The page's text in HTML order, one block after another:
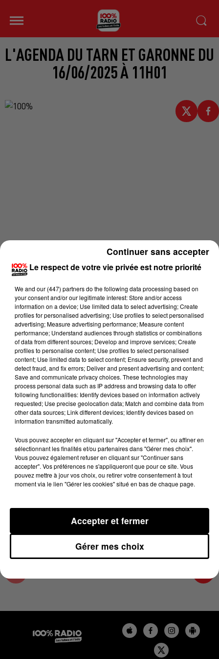
L'AGENDA DU TARN ET GARONNE DU
16/06/2025 À 11H01
Lecture (1 min 24 sec)
100%
100% Radio l'agenda du Tarn et Garonne
16 juin 2025 - 1 min 24 sec
L'AGENDA DU TARN ET GARONNE DU
16/06/2025 À 11H01
L'agenda du Tarn et Garonne
Le respect de votre vie privée est notre priorité
We and our (447) partnersdo the following data processing based on
your consent and/or our legitimate interest: Store and/or access
information on a device; Use limited data to select advertising; Create
profiles for personalised advertising; Use profiles to select personalised
advertising; Measure advertising performance; Measure content
performance; Understand audiences through statistics or combinations
of data from different sources; Develop and improve services; Create
profiles to personalise content; Use profiles to select personalised
content; Use limited data to select content; Ensure security, prevent and
detect fraud, and fix errors; Deliver and present advertising and content;
Save and communicate privacy choices. These technologies may
process personal data such as IP address and browsing data to offer
following functionalities: Identify devices based on information actively
requested; Use precise geolocation data; Match and combine data from
other data sources; Link different devices; Identify devices based on
information transmitted automatically.
Vous pouvez accepter en cliquant sur "Accepter et fermer", ou affiner en
sélectionnant les finalités et/ou partenaires dans "Gérer mes choix".
Vous pouvez également refuser en cliquant sur "Continuer sans
accepter". Vos préférences ne s'appliqueront que pour ce site. Vous
pouvez mettre à jour vos choix, ou retirer votre consentement à tout
moment via le lien "Gérer les cookies" situé en bas de chaque page.
Gérer mes choix
Accepter et fermer
Continuer sans accepter